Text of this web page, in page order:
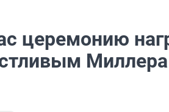
церемонию
Миллера